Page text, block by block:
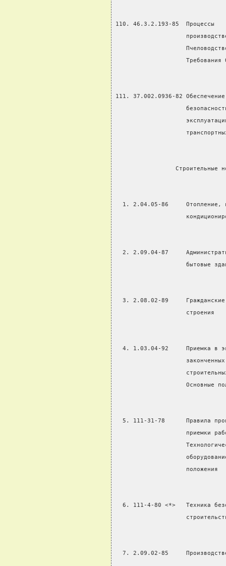
110. 46.3.2.193-85
Требования
111. 37.002.0936-82
Строительные
1. 2.04.05-86     Отопление,
2. 2.09.04-87
бытовые
3. 2.08.02-89
                    строения
4. 1.03.04-92     Приемка в
                    законченных
Основные
5. 111-31-78      Правила
приемки
                    положения
6. 111-4-80 <*>   Техника
7. 2.09.02-85